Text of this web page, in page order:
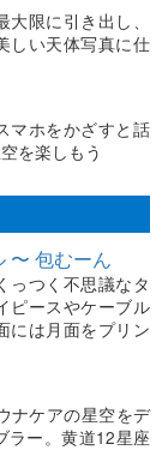
限に引き出し、
しい天体写真に仕
マホをかざすと話
を楽しもう
〜 包むーん
っつく不思議なタ
ピースやケーブル
には月面をプリン
ナケアの星空をデ
ラー。黄道12星座